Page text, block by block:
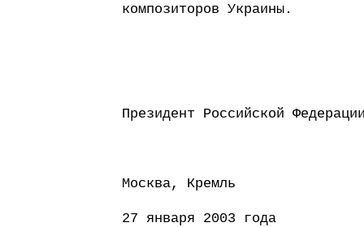
композиторов Украины.
Президент
Москва, Кремль
27 января 2003 года